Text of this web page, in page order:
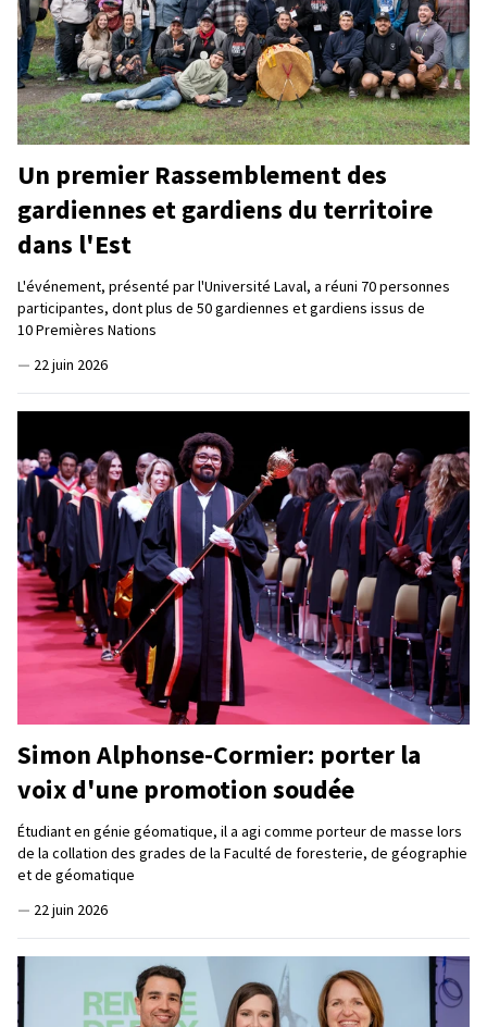
Un premier Rassemblement des
gardiennes et gardiens du territoire
dans l'Est
L'événement, présenté par l'Université Laval, a réuni 70 personnes
participantes, dont plus de 50 gardiennes et gardiens issus de
10 Premières Nations
— 22 juin 2026
Simon Alphonse-Cormier: porter la
voix d'une promotion soudée
Étudiant en génie géomatique, il a agi comme porteur de masse lors
de la collation des grades de la Faculté de foresterie, de géographie
et de géomatique
— 22 juin 2026